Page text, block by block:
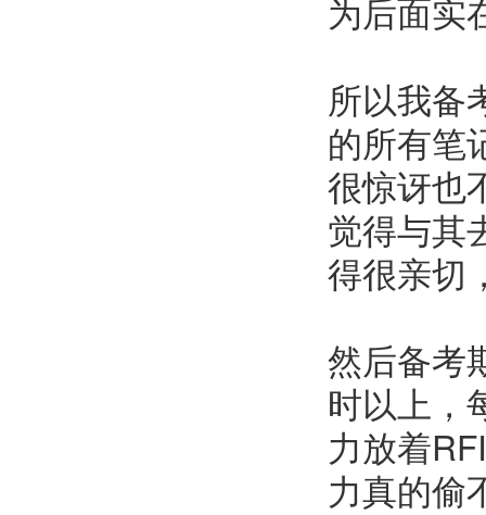
为后面实
所以我备
的所有笔
很惊讶也
觉得与其
得很亲切
然后备考
时以上，
力放着
力真的偷